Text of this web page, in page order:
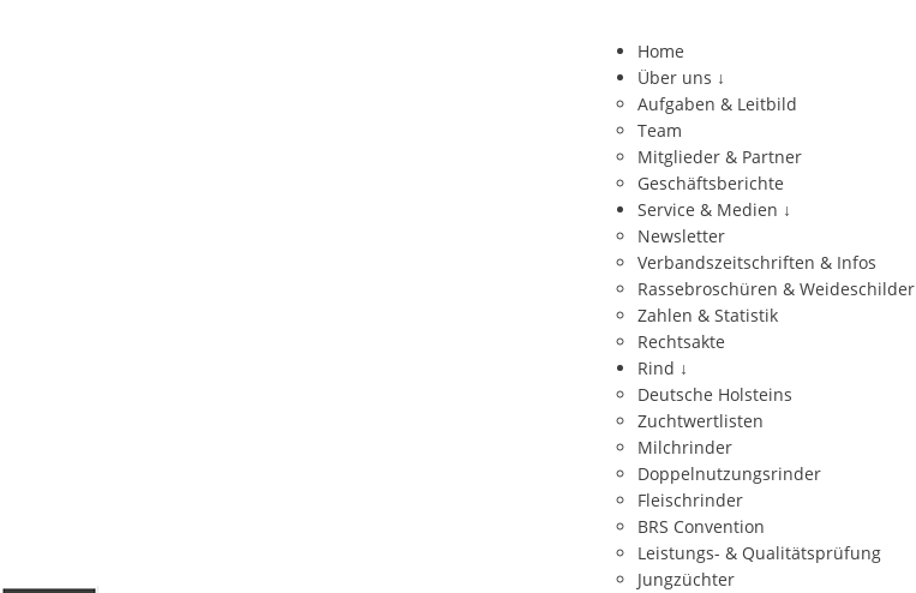
Home
Über uns ↓
Aufgaben & Leitbild
Team
Mitglieder & Partner
Geschäftsberichte
Service & Medien ↓
Newsletter
Verbandszeitschriften & Infos
Rassebroschüren & Weideschilder
Zahlen & Statistik
Rechtsakte
Rind ↓
Deutsche Holsteins
Zuchtwertlisten
Milchrinder
Doppelnutzungsrinder
Fleischrinder
BRS Convention
Leistungs- & Qualitätsprüfung
Jungzüchter